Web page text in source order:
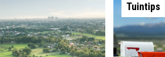
Tuintips